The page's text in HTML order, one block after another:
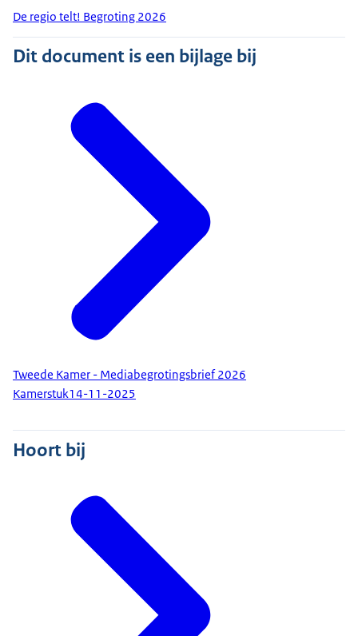
De regio telt! Begroting 2026
Dit document is een bijlage bij
Tweede Kamer - Mediabegrotingsbrief 2026
Kamerstuk14-11-2025
Hoort bij